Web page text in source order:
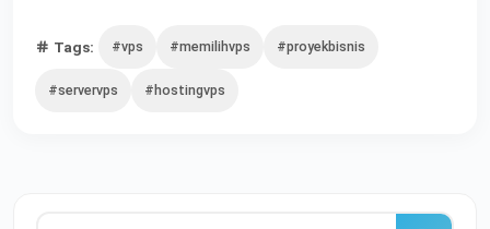
Tags: #vps #memilihvps #proyekbisnis
#servervps #hostingvps